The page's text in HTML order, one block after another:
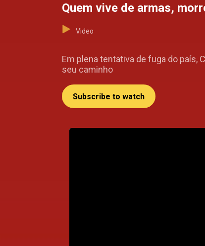
Quem vive de armas,
Video
Em plena tentativa de fuga do país,
seu caminho
Subscribe to watch